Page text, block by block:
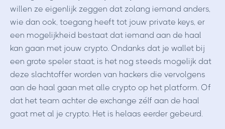
willen ze eigenlijk zeggen dat zolang iemand anders,
wie dan ook, toegang heeft tot jouw private keys, er
een mogelijkheid bestaat dat iemand aan de haal
kan gaan met jouw crypto. Ondanks dat je wallet bij
een grote speler staat, is het nog steeds mogelijk dat
deze slachtoffer worden van hackers die vervolgens
aan de haal gaan met alle crypto op het platform. Of
dat het team achter de exchange zélf aan de haal
gaat met al je crypto. Het is helaas eerder gebeurd.